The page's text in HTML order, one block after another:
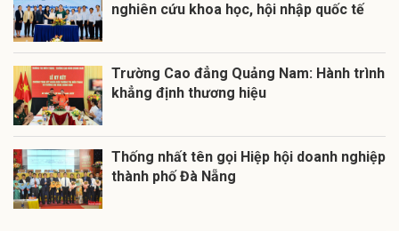
nghiên cứu khoa học, hội nhập quốc tế
Trường Cao đẳng Quảng Nam: Hành trình
khẳng định thương hiệu
Thống nhất tên gọi Hiệp hội doanh nghiệp
thành phố Đà Nẵng